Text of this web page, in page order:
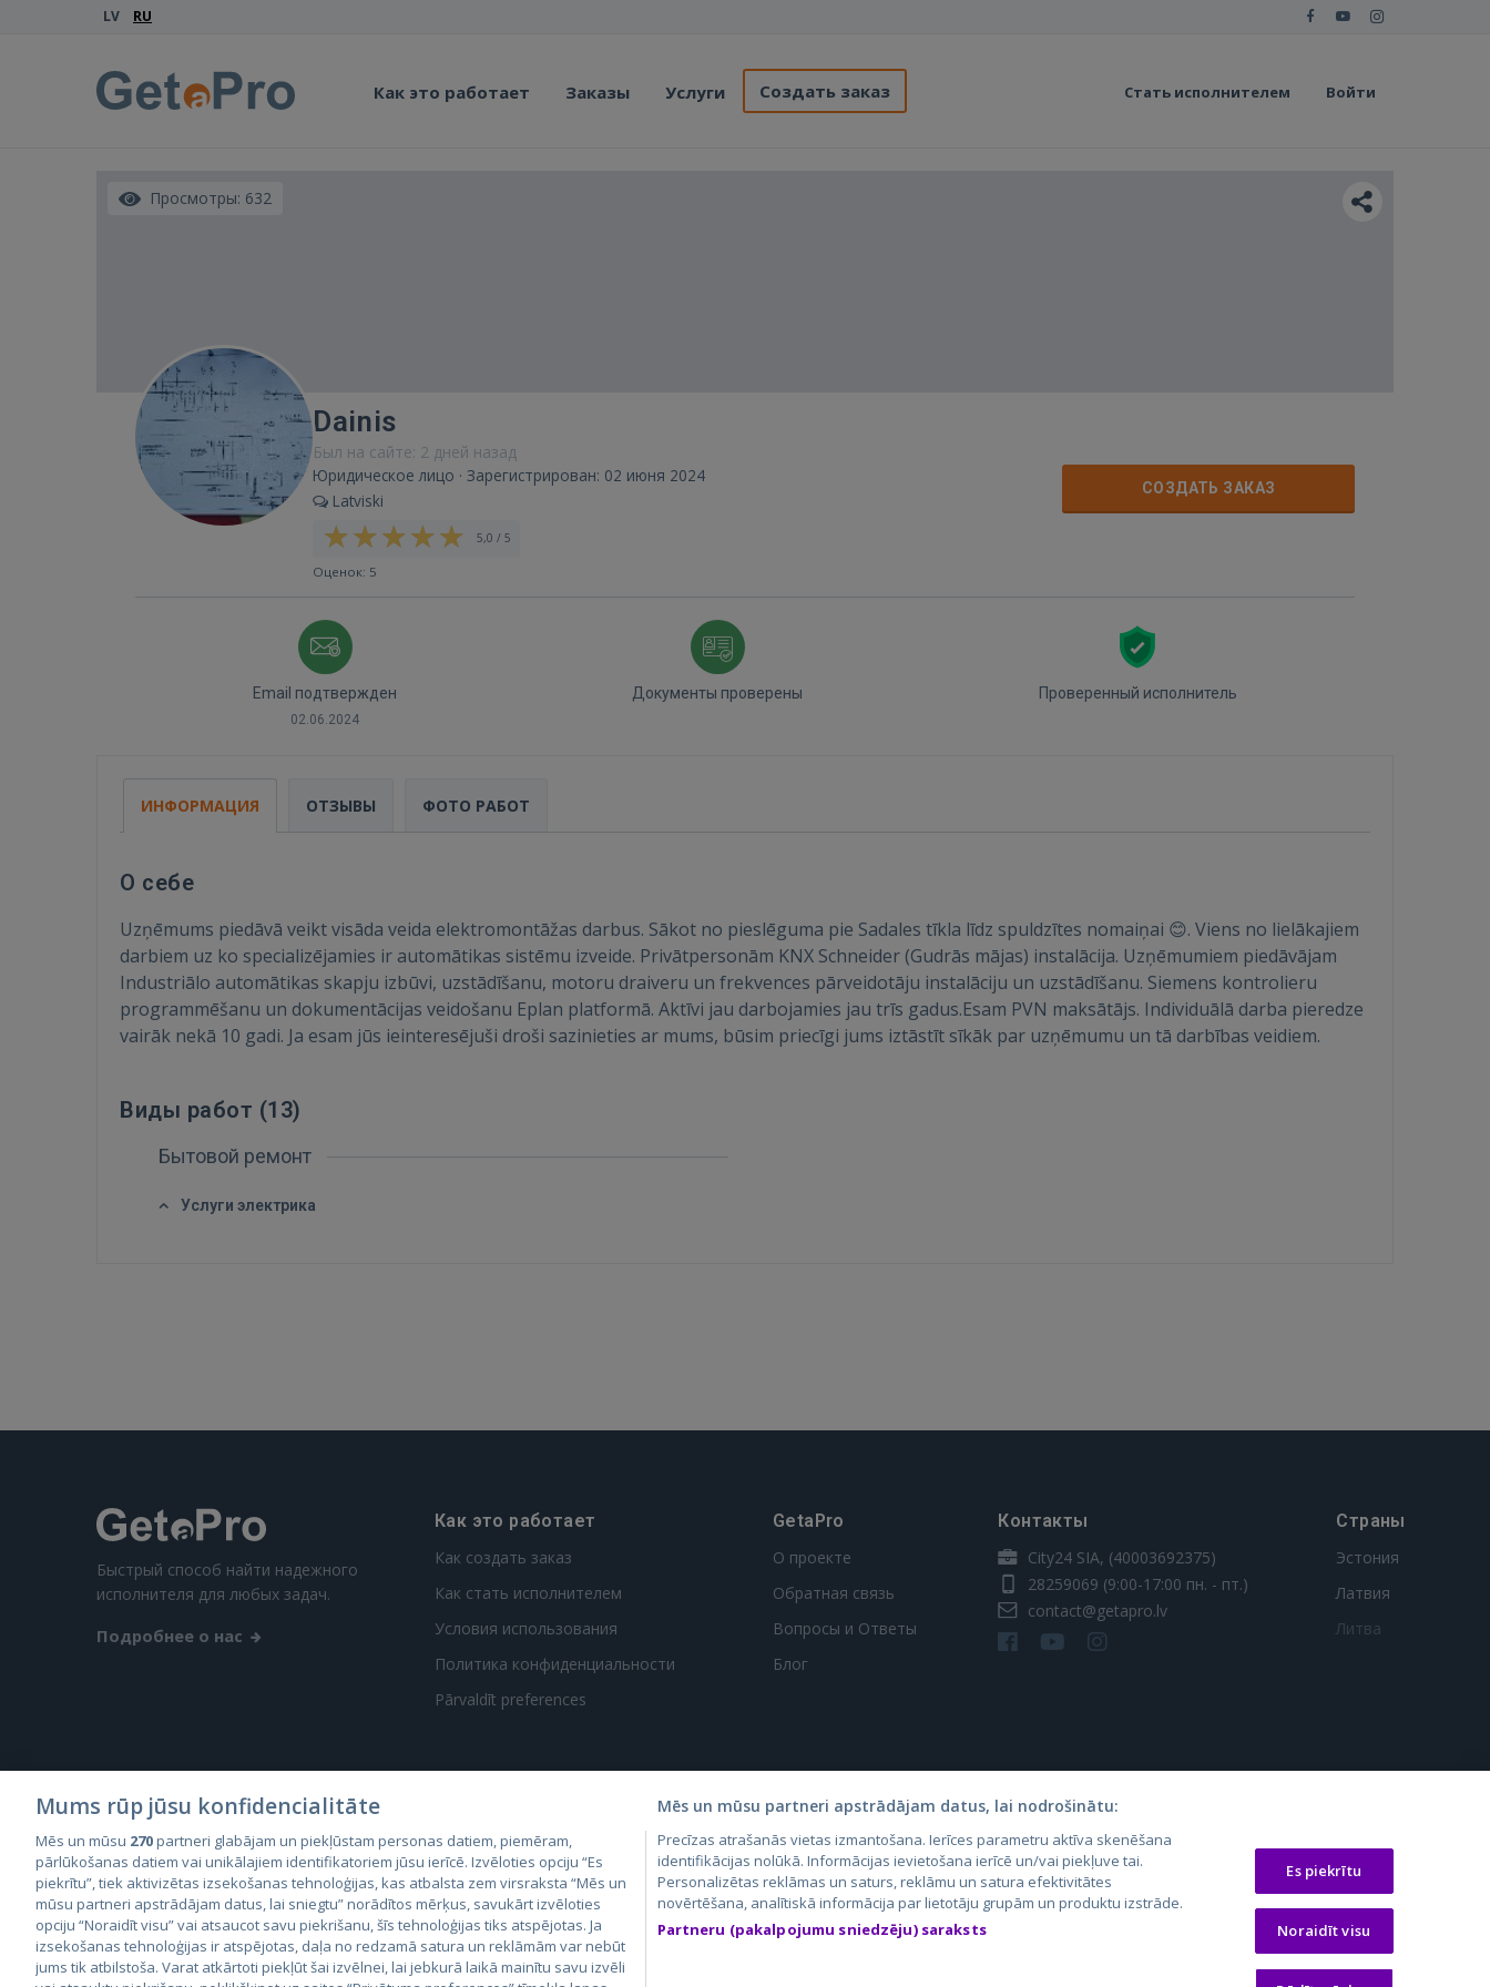
LV RU
Как это работает Заказы Услуги Создать заказ Стать исполнителем Войти
ВОЙТИ
Забыли пароль? Запомнить?
Просмотры: 632
Dainis
Был на сайте: 2 дней назад
Юридическое лицо · Зарегистрирован: 02 июня 2024
Latviski
5,0 / 5
Оценок: 5
СОЗДАТЬ ЗАКАЗ
Email подтвержден
02.06.2024
Документы проверены Проверенный исполнитель
ИНФОРМАЦИЯ ОТЗЫВЫ ФОТО РАБОТ
О себе
Uzņēmums piedāvā veikt visāda veida elektromontāžas darbus. Sākot no pieslēguma pie Sadales tīkla līdz spuldzītes nomaiņai 😊. Viens no lielākajiem
darbiem uz ko specializējamies ir automātikas sistēmu izveide. Privātpersonām KNX Schneider (Gudrās mājas) instalācija. Uzņēmumiem piedāvājam
Industriālo automātikas skapju izbūvi, uzstādīšanu, motoru draiveru un frekvences pārveidotāju instalāciju un uzstādīšanu. Siemens kontrolieru
programmēšanu un dokumentācijas veidošanu Eplan platformā. Aktīvi jau darbojamies jau trīs gadus.Esam PVN maksātājs. Individuālā darba pieredze
vairāk nekā 10 gadi. Ja esam jūs ieinteresējuši droši sazinieties ar mums, būsim priecīgi jums iztāstīt sīkāk par uzņēmumu un tā darbības veidiem.
Виды работ (13)
Бытовой ремонт
Услуги электрика
Быстрый способ найти надежного
исполнителя для любых задач.
Подробнее о нас
Как это работает
Как создать заказ
Как стать исполнителем
Условия использования
Политика конфиденциальности
Pārvaldīt preferences
GetaPro
О проекте
Обратная связь
Вопросы и Ответы
Блог
Контакты
City24 SIA, (40003692375)
28259069 (9:00-17:00 пн. - пт.)
contact@getapro.lv
Страны
Эстония
Латвия
Литва
City24.lv
City24.ee
GetaPro.lv
GetaPro.ee
Skelbiu.lt
Autoplius.lt
Aruodas.lt
CVbankas.lt
Kainos.lt
Paslaugos.lt
auto24.ee
KV.ee
Osta.ee
KuldneBörs.ee
Mums rūp jūsu konfidencialitāte
Mēs un mūsu 270partneri glabājam un piekļūstam personas datiem, piemēram,
pārlūkošanas datiem vai unikālajiem identifikatoriem jūsu ierīcē. Izvēloties opciju “Es
piekrītu”, tiek aktivizētas izsekošanas tehnoloģijas, kas atbalsta zem virsraksta “Mēs un
mūsu partneri apstrādājam datus, lai sniegtu” norādītos mērķus, savukārt izvēloties
opciju “Noraidīt visu” vai atsaucot savu piekrišanu, šīs tehnoloģijas tiks atspējotas. Ja
izsekošanas tehnoloģijas ir atspējotas, daļa no redzamā satura un reklāmām var nebūt
jums tik atbilstoša. Varat atkārtoti piekļūt šai izvēlnei, lai jebkurā laikā mainītu savu izvēli
Mēs un mūsu partneri apstrādājam datus, lai nodrošinātu:
Precīzas atrašanās vietas izmantošana. Ierīces parametru aktīva skenēšana
identifikācijas nolūkā. Informācijas ievietošana ierīcē un/vai piekļuve tai.
Personalizētas reklāmas un saturs, reklāmu un satura efektivitātes
novērtēšana, analītiskā informācija par lietotāju grupām un produktu izstrāde.
Partneru (pakalpojumu sniedzēju) saraksts
Es piekrītu
Noraidīt visu